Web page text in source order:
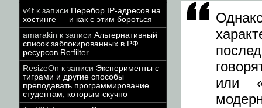
v4f к записи Перебор IP-адресов на
хостинге — и как с этим бороться
amarakin к записи Альтернативный
список заблокированных в РФ
ресурсов Re:filter
ResizeOn к записи Эксперименты с
тиграми и другие способы
преподавать программирование
студентам, которым скучно
или